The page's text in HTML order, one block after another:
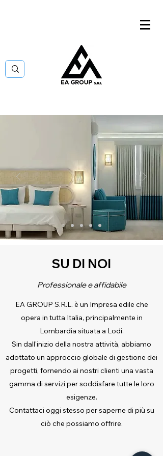
SU DI NOI
Professionale e affidabile
EA GROUP S.R.L. è un Impresa edile che
opera in tutta Italia, principalmente in
Lombardia situata a Lodi.
Sin dall'inizio della nostra attività, abbiamo
adottato un approccio globale di gestione dei
progetti, fornendo ai nostri clienti una vasta
gamma di servizi per soddisfare tutte le loro
esigenze.
Contattaci oggi stesso per saperne di più su
ciò che possiamo offrire.